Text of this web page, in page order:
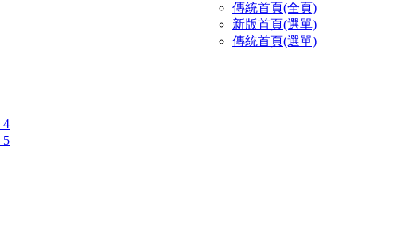
傳統首頁(全頁)
新版首頁(選單)
傳統首頁(選單)
4
5